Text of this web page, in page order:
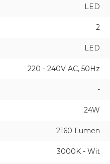
LED
2
LED
220 - 240V AC, 50Hz
-
24W
2160 Lumen
3000K - Wit